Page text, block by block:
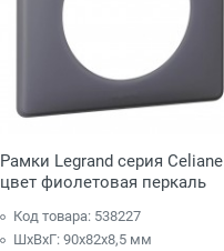
Рамки Legrand серия Celiane
цвет фиолетовая перкаль
Код товара: 538227
ШхВхГ: 90x82x8,5 мм